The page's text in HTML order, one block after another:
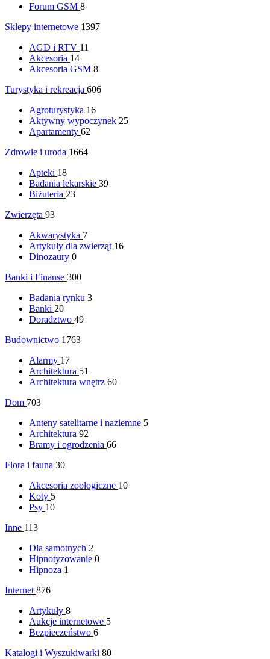
Forum GSM 8
Sklepy internetowe 1397
AGD i RTV 11
Akcesoria 14
Akcesoria GSM 8
Turystyka i rekreacja 606
Agroturystyka 16
Aktywny wypoczynek 25
Apartamenty 62
Zdrowie i uroda 1664
Apteki 18
Badania lekarskie 39
Biżuteria 23
Zwierzęta 93
Akwarystyka 7
Artykuły dla zwierząt 16
Dinozaury 0
Banki i Finanse 300
Badania rynku 3
Banki 20
Doradztwo 49
Budownictwo 1763
Alarmy 17
Architektura 51
Architektura wnętrz 60
Dom 703
Anteny satelitarne i naziemne 5
Architektura 92
Bramy i ogrodzenia 66
Flora i fauna 30
Akcesoria zoologiczne 10
Koty 5
Psy 10
Inne 113
Dla samotnych 2
Hipnotyzowanie 0
Hipnoza 1
Internet 876
Artykuły 8
Aukcje internetowe 5
Bezpieczeństwo 6
Katalogi i Wyszukiwarki 80